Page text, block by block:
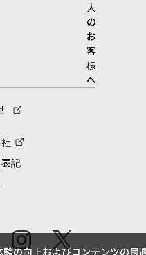
人
の
お
客
様
へ
記
の向上およびコンテンツの最